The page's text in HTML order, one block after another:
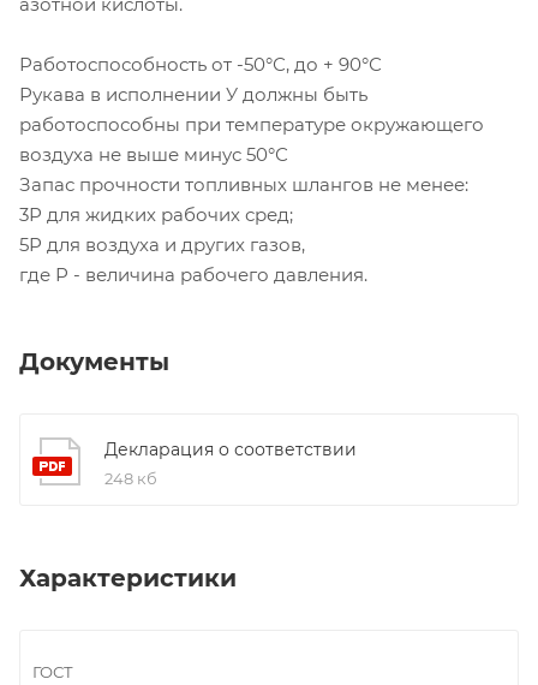
азотной кислоты.
Работоспособность от -50°С, до + 90°С
Рукава в исполнении У должны быть
работоспособны при температуре окружающего
воздуха не выше минус 50°С
Запас прочности топливных шлангов не менее:
3Р для жидких рабочих сред;
5Р для воздуха и других газов,
где Р - величина рабочего давления.
Документы
Декларация о соответствии
248 кб
Характеристики
ГОСТ